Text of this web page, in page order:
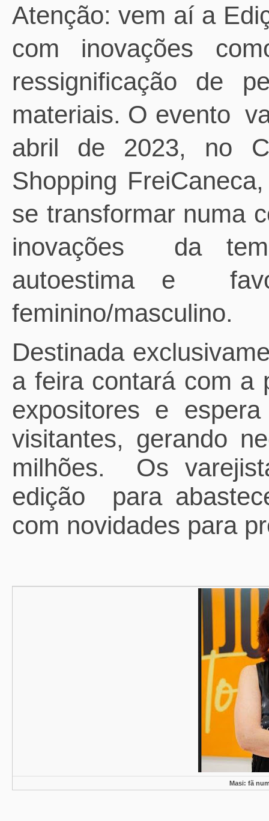
Atenção: vem aí a
com inovações
ressignificação de
materiais. O evento
abril de 2023, no
Shopping
se transformar numa
inovações da
autoestima e
feminino/masculino.
Destinada
a feira contará com a
expositores e
visitantes, gerando
milhões.
Os
edição
para
com novidades para
Masi: fã